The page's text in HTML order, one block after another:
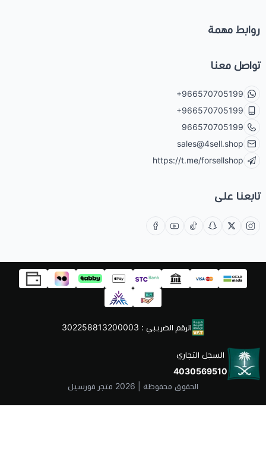
روابط مهمة
تواصل معنا
+966570705199
+966570705199
966570705199
sales@4sell.shop
https://t.me/forsellshop
تابعنا على
الحقوق محفوظة | 2026 متجر فورسيل
السجل التجاري
4030569510
الرقم الضريبي : 302258813200003